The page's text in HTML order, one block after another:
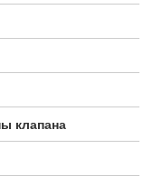
клапана